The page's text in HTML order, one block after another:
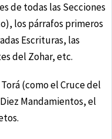
de todas las Secciones
los párrafos primeros
Escrituras, las
del Zohar, etc.
(como el Cruce del
Mandamientos, el